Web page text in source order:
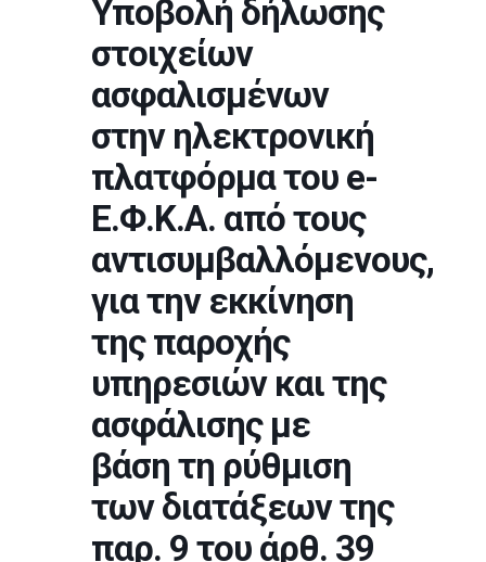
Υποβολή δήλωσης
στοιχείων
ασφαλισμένων
στην ηλεκτρονική
πλατφόρμα του e-
Ε.Φ.Κ.Α. από τους
αντισυμβαλλόμενους,
για την εκκίνηση
της παροχής
υπηρεσιών και της
ασφάλισης με
βάση τη ρύθμιση
των διατάξεων της
παρ. 9 του άρθ. 39